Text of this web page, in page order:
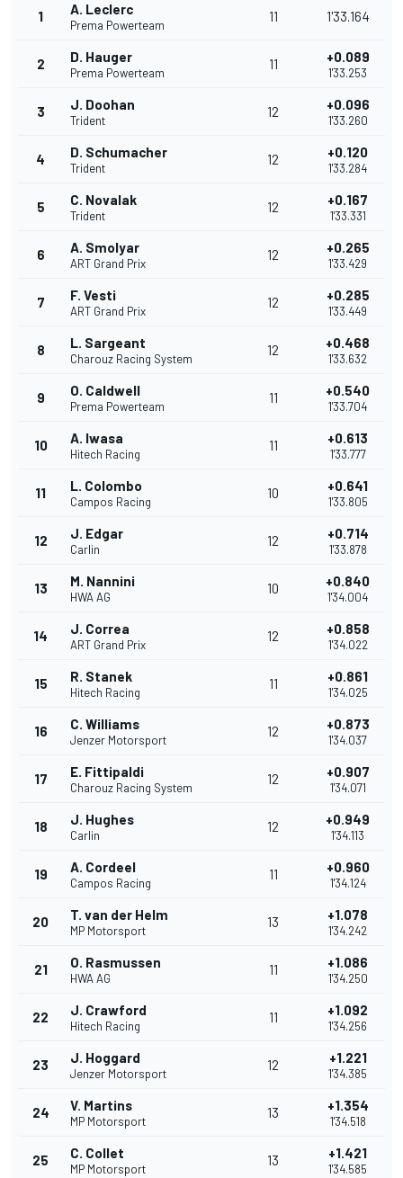
1 A. Leclerc
Prema Powerteam
11 1'33.164
2 D. Hauger
Prema Powerteam
11 +0.089
1'33.253
3 J. Doohan
Trident
12 +0.096
1'33.260
4 D. Schumacher
Trident
12 +0.120
1'33.284
5 C. Novalak
Trident
12 +0.167
1'33.331
6 A. Smolyar
ART Grand Prix
12 +0.265
1'33.429
7 F. Vesti
ART Grand Prix
12 +0.285
1'33.449
8 L. Sargeant
Charouz Racing System
12 +0.468
1'33.632
9 O. Caldwell
Prema Powerteam
11 +0.540
1'33.704
10 A. Iwasa
Hitech Racing
11 +0.613
1'33.777
11 L. Colombo
Campos Racing
10 +0.641
1'33.805
12 J. Edgar
Carlin
12 +0.714
1'33.878
13 M. Nannini
HWA AG
10 +0.840
1'34.004
14 J. Correa
ART Grand Prix
12 +0.858
1'34.022
15 R. Stanek
Hitech Racing
11 +0.861
1'34.025
16 C. Williams
Jenzer Motorsport
12 +0.873
1'34.037
17 E. Fittipaldi
Charouz Racing System
12 +0.907
1'34.071
18 J. Hughes
Carlin
12 +0.949
1'34.113
19 A. Cordeel
Campos Racing
11 +0.960
1'34.124
20 T. van der Helm
MP Motorsport
13 +1.078
1'34.242
21 O. Rasmussen
HWA AG
11 +1.086
1'34.250
22 J. Crawford
Hitech Racing
11 +1.092
1'34.256
23 J. Hoggard
Jenzer Motorsport
12 +1.221
1'34.385
24 V. Martins
MP Motorsport
13 +1.354
1'34.518
25 C. Collet
MP Motorsport
13 +1.421
1'34.585